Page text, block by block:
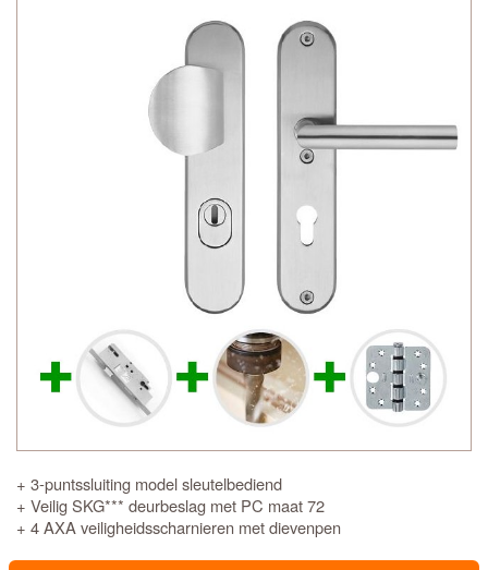
+ 3-puntssluiting model sleutelbediend
+ Veilig SKG*** deurbeslag met PC maat 72
+ 4 AXA veiligheidsscharnieren met dievenpen